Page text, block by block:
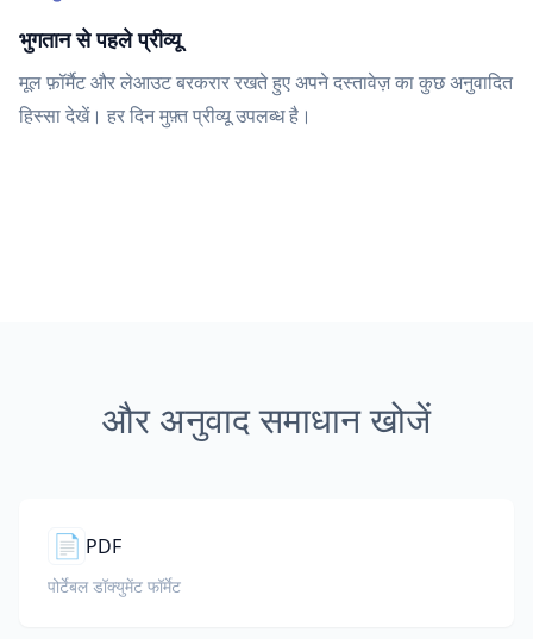
भुगतान से पहले प्रीव्यू
मूल फ़ॉर्मैट और लेआउट बरकरार रखते हुए अपने दस्तावेज़ का कुछ अनुवादित
हिस्सा देखें। हर दिन मुफ़्त प्रीव्यू उपलब्ध है।
और अनुवाद समाधान खोजें
📄 PDF
पोर्टेबल डॉक्युमेंट फॉर्मेट